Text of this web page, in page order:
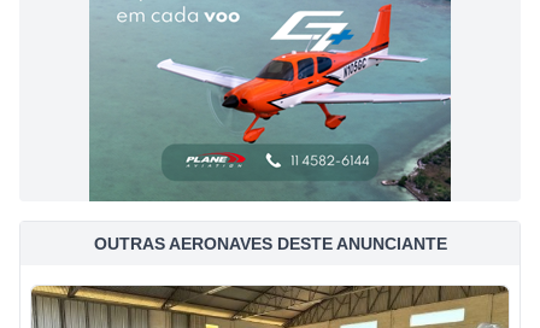
OUTRAS AERONAVES DESTE ANUNCIANTE